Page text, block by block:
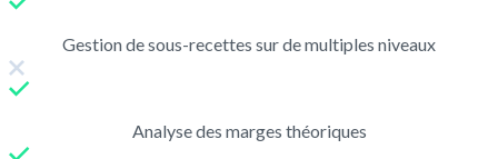
Gestion de sous-recettes sur de multiples niveaux
Analyse des marges théoriques